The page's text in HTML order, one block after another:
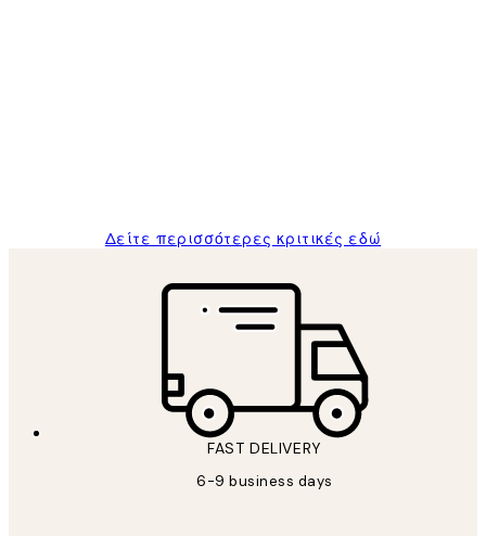
Δείτε περισσότερες κριτικές εδώ
FAST DELIVERY
6-9 business days